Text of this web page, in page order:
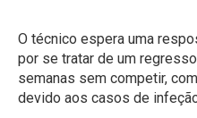
O técnico espera uma
por se tratar de um
semanas sem competir,
devido aos casos de